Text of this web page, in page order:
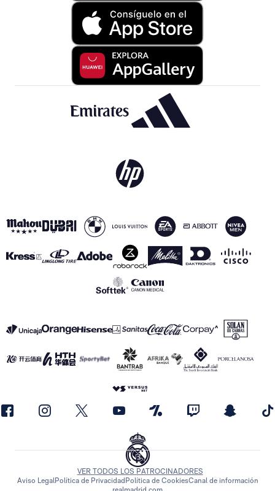
VER TODOS LOS PATROCINADORES
Aviso LegalPolítica de PrivacidadPolítica de CookiesCanal de información